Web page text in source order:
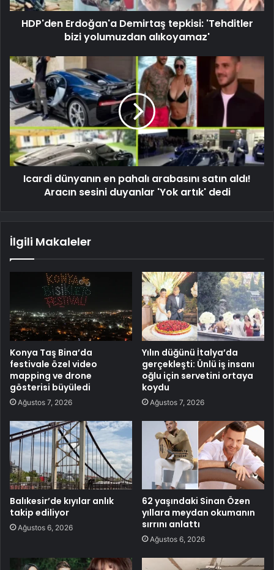
HDP'den Erdoğan'a Demirtaş tepkisi: 'Tehditler
bizi yolumuzdan alıkoyamaz'
Icardi dünyanın en pahalı arabasını satın aldı!
Aracın sesini duyanlar 'Yok artık' dedi
İlgili Makaleler
Konya Taş Bina’da
festivale özel video
mapping ve drone
gösterisi büyüledi
Ağustos 7, 2026
Yılın düğünü İtalya’da
gerçekleşti: Ünlü iş insanı
oğlu için servetini ortaya
koydu
Ağustos 7, 2026
Balıkesir’de kıyılar anlık
takip ediliyor
Ağustos 6, 2026
62 yaşındaki Sinan Özen
yıllara meydan okumanın
sırrını anlattı
Ağustos 6, 2026